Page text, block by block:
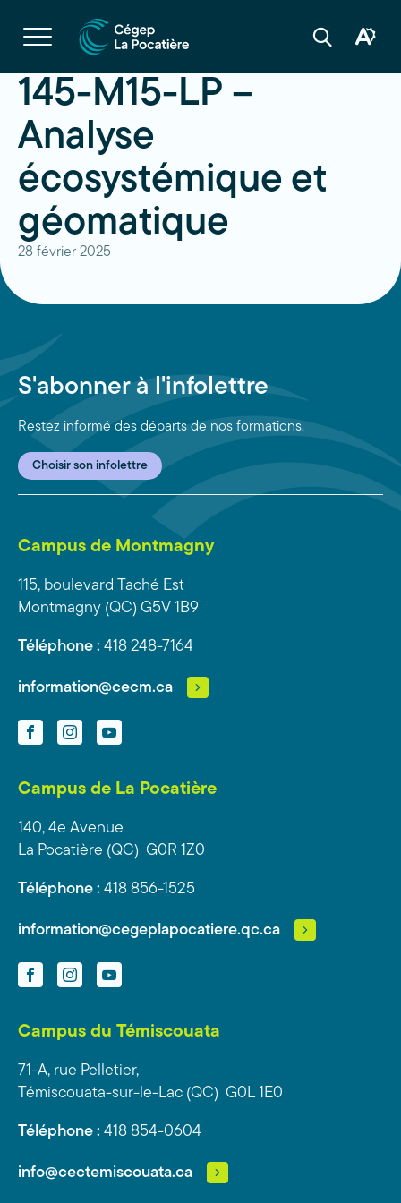
Ouvrir
la
navigation
site
Ouvrir
Ouvrir
145-M15-LP –
Analyse
écosystémique et
géomatique
28 février 2025
S'abonner à l'infolettre
Restez informé des départs de nos formations.
Choisir son infolettre
Campus de Montmagny
115, boulevard Taché Est
Montmagny (QC) G5V 1B9
Téléphone : 418 248-7164
information@cecm.ca
FacebookInstagramYouTube
Campus de La Pocatière
140, 4e Avenue
La Pocatière (QC) G0R 1Z0
Téléphone : 418 856-1525
information@cegeplapocatiere.qc.ca
FacebookInstagramYouTube
Campus du Témiscouata
71-A, rue Pelletier,
Témiscouata-sur-le-Lac (QC) G0L 1E0
Téléphone : 418 854-0604
info@cectemiscouata.ca